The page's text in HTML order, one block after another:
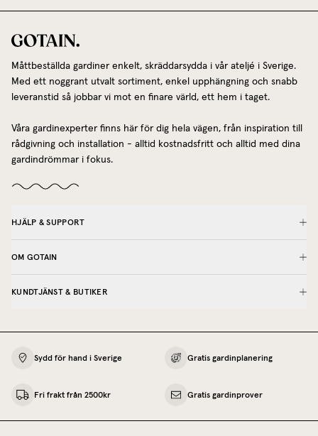
Måttbeställda gardiner enkelt, skräddarsydda i vår ateljé i Sverige.
Med ett noggrant utvalt sortiment, enkel upphängning och snabb
leveranstid så jobbar vi mot en finare värld, ett hem i taget.
Våra gardinexperter finns här för dig hela vägen, från inspiration till
rådgivning och installation - alltid kostnadsfritt och alltid med dina
gardindrömmar i fokus.
HJÄLP & SUPPORT
OM GOTAIN
KUNDTJÄNST & BUTIKER
Sydd för hand i Sverige Gratis gardinplanering
Fri frakt från 2500kr Gratis gardinprover